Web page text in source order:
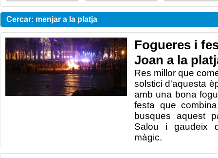
Cercar: menjar a la platja
Fogueres i
Joan a la
Res millor que
solstici d'aquesta
amb una bona
festa que
busques aquest
Salou i gaudeix
màgic.